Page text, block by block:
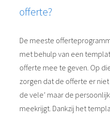
offerte?
De meeste
met behulp van een
offerte mee te geven. Op
zorgen dat de offerte er niet
de vele’ maar de
meekrijgt. Dankzij het